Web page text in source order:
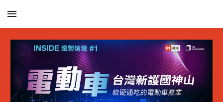
Skip to main content